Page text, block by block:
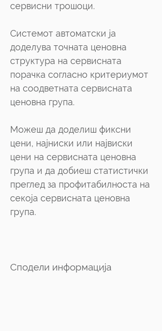
сервисни трошоци.
Системот автоматски ја
доделува точната ценовна
структура на сервисната
порачка согласно критериумот
на соодветната сервисната
ценовна група.
Можеш да доделиш фиксни
цени, најниски или највиски
цени на сервисната ценовна
група и да добиеш статистички
преглед за профитабилноста на
секоја сервисната ценовна
група.
Сподели информација